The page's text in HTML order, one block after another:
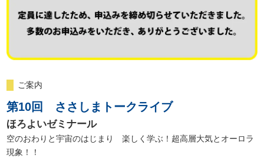
ご案内
第10回 ささしまトークライブ
ほろよいゼミナール
空のおわりと宇宙のはじまり 楽しく学ぶ！超高層大気とオーロラ
現象！！